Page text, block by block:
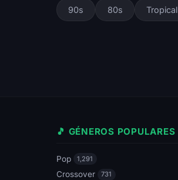
90s 80s Tropical
🎵 GÉNEROS POPULARES
Pop 1,291
Crossover 731